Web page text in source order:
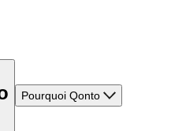
Pourquoi Qonto